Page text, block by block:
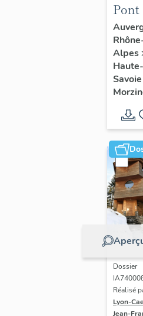
Pont
dit
Vieux
Alpes
Haute-
Savoie
Dossier
Réalisé
Lyon-
Jean-